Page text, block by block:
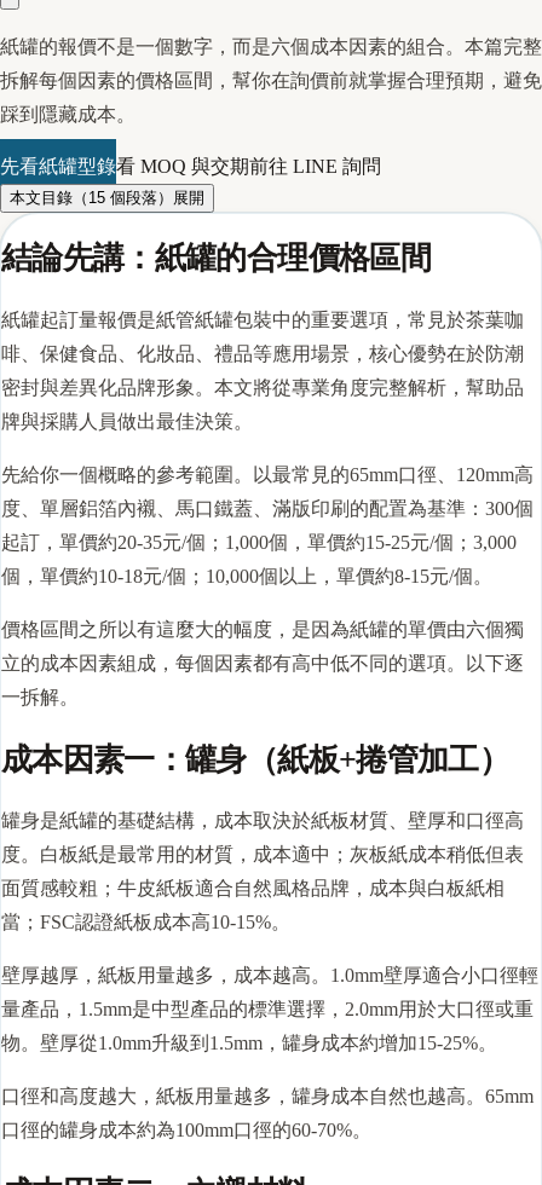
紙罐的報價不是一個數字，而是六個成本因素的組合。本篇完整
拆解每個因素的價格區間，幫你在詢價前就掌握合理預期，避免
踩到隱藏成本。
先看紙罐型錄看 MOQ 與交期前往 LINE 詢問
本文目錄（ 15 個段落） 展開
結論先講：紙罐的合理價格區間
紙罐起訂量報價是紙管紙罐包裝中的重要選項，常見於茶葉咖
啡、保健食品、化妝品、禮品等應用場景，核心優勢在於防潮
密封與差異化品牌形象。本文將從專業角度完整解析，幫助品
牌與採購人員做出最佳決策。
先給你一個概略的參考範圍。以最常見的65mm口徑 、120mm高
度、單層鋁箔內襯、馬口鐵蓋、滿版印刷的配置為基準：300個
起訂，單價約20-35元/個；1,000個，單價約15-25元/個；3,000
個，單價約10-18元/個；10,000個以上，單價約8-15元/個。
價格區間之所以有這麼大的幅度，是因為紙罐的單價由六個獨
立的成本因素組成，每個因素都有高中低不同的選項。以下逐
一拆解。
成本因素一：罐身（紙板+捲管加工）
罐身是紙罐的基礎結構，成本取決於紙板材質、壁厚和口徑高
度。白板紙是最常用的材質，成本適中；灰板紙成本稍低但表
面質感較粗；牛皮紙板適合自然風格品牌，成本與白板紙相
當；FSC認證紙板成本高10-15%。
壁厚越厚，紙板用量越多，成本越高。1.0mm壁厚適合小口徑輕
量產品，1.5mm是中型產品的標準選擇，2.0mm用於大口徑或重
物。壁厚從1.0mm升級到1.5mm，罐身成本約增加15-25%。
口徑和高度越大，紙板用量越多，罐身成本自然也越高。65mm
口徑的罐身成本約為100mm口徑的60-70%。